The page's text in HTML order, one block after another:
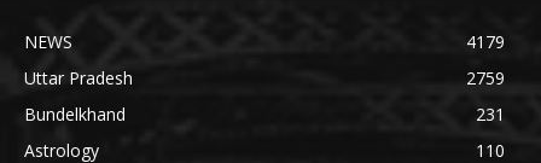
NEWS
4179
Uttar Pradesh
2759
Bundelkhand
231
Astrology
110